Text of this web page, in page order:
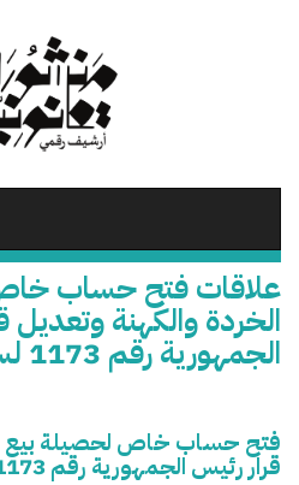
علاقات فتح حساب
الخردة والكهنة وتعديل
الجمهورية رقم 1173 لسنة 1975
فتح حساب خاص لحصيلة بيع
قرار رئيس الجمهورية رقم 1173 لسنة 1975